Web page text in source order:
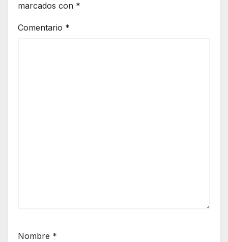
marcados con *
Comentario *
Nombre *